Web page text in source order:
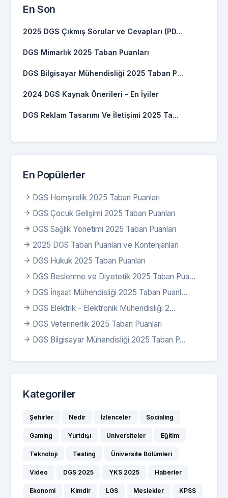
En Son
2025 DGS Çıkmış Sorular ve Cevapları (PD...
DGS Mimarlık 2025 Taban Puanları
DGS Bilgisayar Mühendisliği 2025 Taban P...
2024 DGS Kaynak Önerileri - En İyiler
DGS Reklam Tasarımı Ve İletişimi 2025 Ta...
En Popülerler
DGS Hemşirelik 2025 Taban Puanları
DGS Çocuk Gelişimi 2025 Taban Puanları
DGS Sağlık Yönetimi 2025 Taban Puanları
2025 DGS Taban Puanları ve Kontenjanları
DGS Hukuk 2025 Taban Puanları
DGS Beslenme ve Diyetetik 2025 Taban Pua...
DGS İnşaat Mühendisliği 2025 Taban Puanl...
DGS Elektrik - Elektronik Mühendisliği 2...
DGS Veterinerlik 2025 Taban Puanları
DGS Bilgisayar Mühendisliği 2025 Taban P...
Kategoriler
Şehirler Nedir İzlenceler Socialing
Gaming Yurtdışı Üniversiteler Eğitim
Teknoloji Testing Üniversite Bölümleri
Video DGS 2025 YKS 2025 Haberler
Ekonomi Kimdir LGS Meslekler KPSS